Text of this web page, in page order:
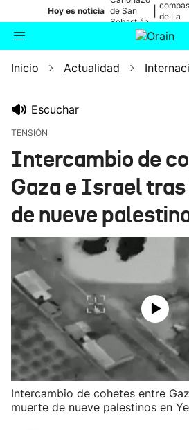
Hoy es noticia de San
Sebastián
de La
Buscador
Ikusmiran
Eguraldia
Inicio Actualidad
Escuchar
TENSIÓN
Intercambio de
Gaza e Israel
de nueve
Intercambio de cohetes entre
muerte de nueve palestinos en